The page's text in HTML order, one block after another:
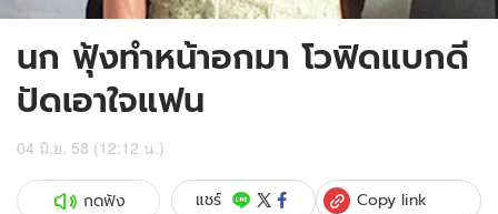
นก ฟุ้งทำหน้าอกมา โวฟิดแบกดี
ปัดเอาใจแฟน
04 มิ.ย. 58 (12:12 น.)
กดฟัง แชร์ Copy link